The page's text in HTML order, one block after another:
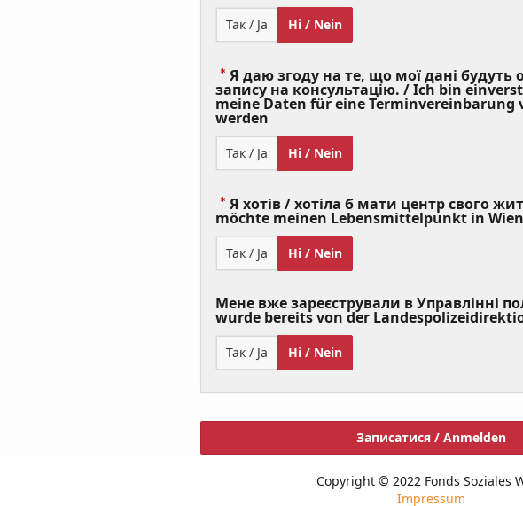
Так / Ja Ні / Nein
Я даю згоду на те, що мої дані будуть
запису на консультацію. / Ich bin
meine Daten für eine Terminvereinbarung
werden
Required)
Так / Ja Ні / Nein
Я хотів / хотіла б мати центр свого
möchte meinen Lebensmittelpunkt in
Так / Ja Ні / Nein
Мене вже зареєстрували в Управлінні
wurde bereits von der
Так / Ja Ні / Nein
Записатися / Anmelden
Copyright © 2022 Fonds Soziales
Impressum